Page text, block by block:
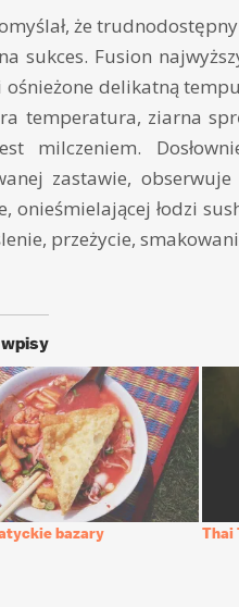
że
sukces. Fusion
ośnieżone delikatną
temperatura, ziarna
milczeniem.
zastawie,
onieśmielającej łodzi
przeżycie,
bazary Thai